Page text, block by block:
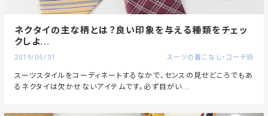
ネクタイの主な柄とは？良い印象を与える種類をチェッ
クしよ...
2019/05/31 スーツの着こなし・コーデ術
スーツスタイルをコーディネートするなかで、センスの見せどころでもあ
るネクタイは欠かせないアイテムです。必ず目がい...